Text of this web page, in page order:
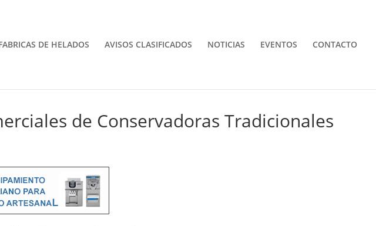
DE HELADOS AVISOS CLASIFICADOS NOTICIAS EVENTOS CONTACTO
de Conservadoras Tradicionales